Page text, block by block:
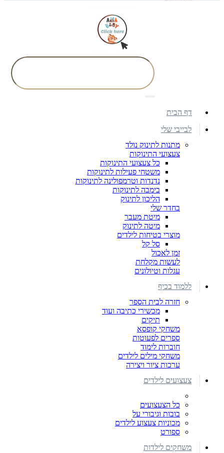
דף הבית
לבייבי שלי
מתנות לתינוק נולד
צעצועי התינוקות
כל צעצועי התינוקות
משטחי פעילות לתינוקות
נדנדות וטרמפולינה לתינוקות
בימבה לתינוקות
הליכון לתינוק
בחדר שלי
מיטת מעבר
מיטה לתינוק
מוצרי בטיחות לילדים
סל קל
זמן לאכול
לעשות מקלחת
עגלות וטיולונים
ללמוד בכיף
חזרה לבית הספר
מכשירי כתיבה ועוד
תיקים
משחקי קופסא
ספרים לפעוטות
חוברות לימוד
משחקי מילים לילדים
ערכות ציור ויצירה
צעצועים לילדים
כל הצעצועים
בובות וגיבורי על
מכוניות צעצוע לילדים
ספורט
משחקים לילדות